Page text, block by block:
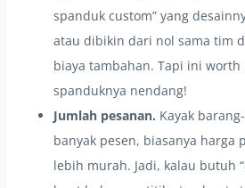
spanduk custom” yang
atau dibikin dari nol sama tim
biaya tambahan. Tapi ini
spanduknya nendang!
Jumlah pesanan. Kayak
banyak pesen, biasanya harga
lebih murah. Jadi, kalau butuh